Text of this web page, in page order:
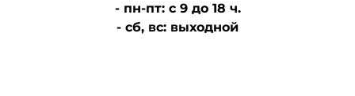
- пн-пт: с 9 до 18 ч.
- сб, вс: выходной